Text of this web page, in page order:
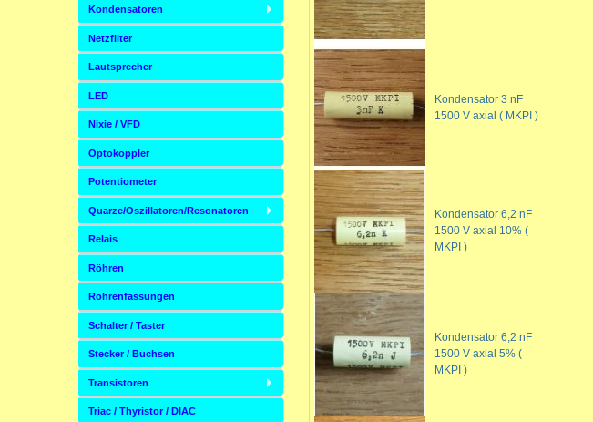
Kondensator 3 nF
1500 V axial ( MKPI )
Kondensator 6,2 nF
1500 V axial 10% (
MKPI )
Kondensator 6,2 nF
1500 V axial 5% (
MKPI )
Kondensatoren
Netzfilter
Lautsprecher
LED
Nixie / VFD
Optokoppler
Potentiometer
Quarze/Oszillatoren/Resonatoren
Relais
Röhren
Röhrenfassungen
Schalter / Taster
Stecker / Buchsen
Transistoren
Triac / Thyristor / DIAC